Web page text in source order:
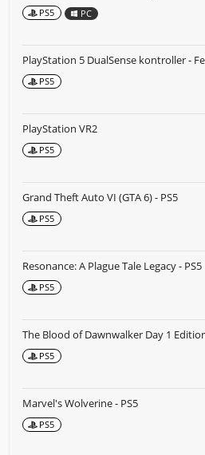
PS5 PC
PlayStation 5 DualSense kontroller -
PS5
PlayStation VR2
PS5
Grand Theft Auto VI (GTA 6) - PS5
PS5
Resonance: A Plague Tale Legacy - PS5
PS5
The Blood of Dawnwalker Day 1
PS5
Marvel's Wolverine - PS5
PS5